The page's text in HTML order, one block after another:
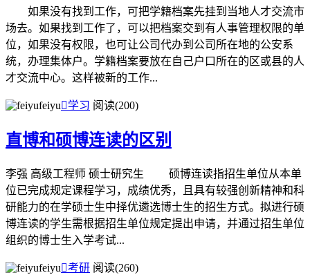
如果没有找到工作，可把学籍档案先挂到当地人才交流市
场去。如果找到工作了，可以把档案交到有人事管理权限的单
位，如果没有权限，也可让公司代办到公司所在地的公安系
统，办理集体户。学籍档案要放在自己户口所在的区或县的人
才交流中心。这样被新的工作...
feiyu学习 阅读(200)
直博和硕博连读的区别
李强 高级工程师 硕士研究生 硕博连读指招生单位从本单
位已完成规定课程学习，成绩优秀，且具有较强创新精神和科
研能力的在学硕士生中择优遴选博士生的招生方式。拟进行硕
博连读的学生需根据招生单位规定提出申请，并通过招生单位
组织的博士生入学考试...
feiyu考研 阅读(260)